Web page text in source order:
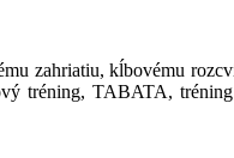
zahriatiu, kĺbovému
tréning, TABATA,